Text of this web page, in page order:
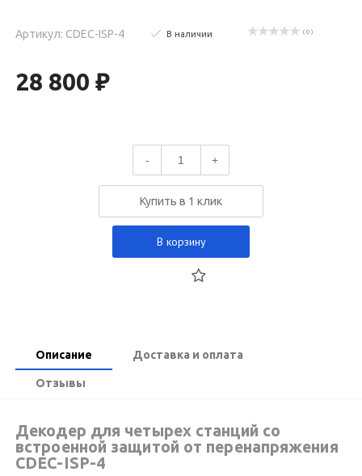
Артикул: CDEC-ISP-4 В наличии ( 0 )
28 800 ₽
- +
Купить в 1 клик
В корзину
Описание Доставка и оплата
Отзывы
Декодер для четырех станций со
встроенной защитой от перенапряжения
CDEC-ISP-4